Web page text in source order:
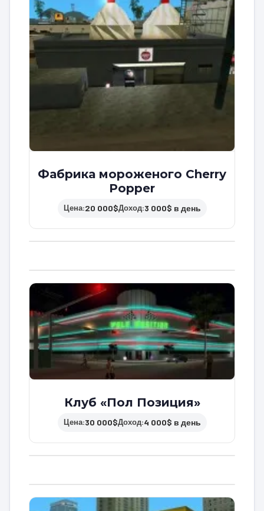
Фабрика мороженого Cherry
Popper
Цена:20 000$Доход:3 000$ в день
Клуб «Пол Позиция»
Цена:30 000$Доход:4 000$ в день